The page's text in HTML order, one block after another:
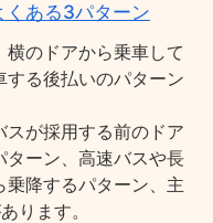
くある3パターン
のドアから乗車して
る後払いのパターン
が採用する前のドア
ターン、高速バスや長
降するパターン、主
ります。